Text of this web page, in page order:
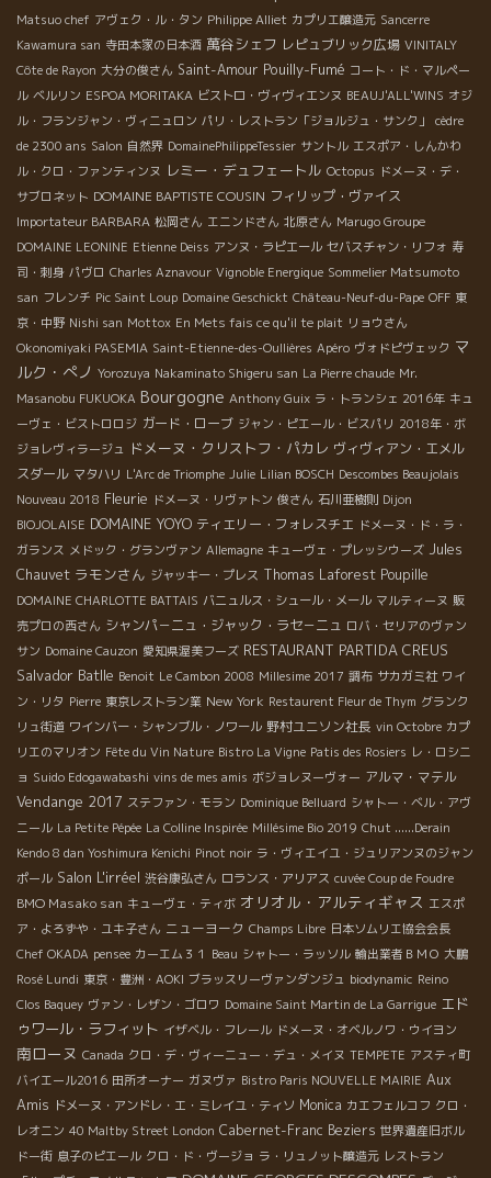
Matsuo chef アヴェク・ル・タン Philippe Alliet カプリエ醸造元 Sancerre
Kawamura san 寺田本家の日本酒 萬谷シェフ レピュブリック広場 VINITALY
Côte de Rayon 大分の俊さん Saint-Amour Pouilly-Fumé コート・ド・マルペー
ル ベルリン ESPOA MORITAKA ビストロ・ヴィヴィエンヌ BEAUJ'ALL'WINS オジ
ル・フランジャン・ヴィニュロン パリ・レストラン「ジョルジュ・サンク」
cèdre
de 2300 ans Salon 自然界 DomainePhilippeTessier サントル エスポア・しんかわ
ル・クロ・ファンティンヌ レミー・デュフェートル Octopus ドメーヌ・デ・
サブロネット DOMAINE BAPTISTE COUSIN フィリップ・ヴァイス
Importateur BARBARA 松岡さん エニンドさん 北原さん Marugo Groupe
DOMAINE LEONINE Etienne Deiss アンヌ・ラピエール セバスチャン・リフォ 寿
司・刺身 パヴロ Charles Aznavour Vignoble Energique Sommelier Matsumoto
san フレンチ Pic Saint Loup Domaine Geschickt Château-Neuf-du-Pape OFF 東
京・中野 Nishi san Mottox En Mets fais ce qu'il te plait リョウさん
Okonomiyaki PASEMIA Saint-Etienne-des-Oullières Apéro ヴォドピヴェック マ
ルク・ぺノ Yorozuya Nakaminato Shigeru san La Pierre chaude Mr.
Masanobu FUKUOKA Bourgogne Anthony Guix ラ・トランシェ 2016年 キュ
ーヴェ・ビストロロジ ガード・ローブ ジャン・ピエール・ビスパリ 2018年・ボ
ジョレヴィラージュ ドメーヌ・クリストフ・パカレ ヴィヴィアン・エメル
スダール マタハリ L'Arc de Triomphe Julie Lilian BOSCH Descombes Beaujolais
Nouveau 2018 Fleurie ドメーヌ・リヴァトン 俊さん 石川亜樹則 Dijon
BIOJOLAISE DOMAINE YOYO ティエリー・フォレスチエ ドメーヌ・ド・ラ・
ガランス メドック・グランヴァン Allemagne キューヴェ・プレッシウーズ Jules
Chauvet ラモンさん ジャッキー・プレス Thomas Laforest Poupille
DOMAINE CHARLOTTE BATTAIS バニュルス・シュール・メール マルティーヌ 販
売プロの西さん シャンパ－ニュ・ジャック・ラセ－ニュ ロバ・セリアのヴァン
サン Domaine Cauzon 愛知県渥美フーズ RESTAURANT PARTIDA CREUS
Salvador Batlle Benoit Le Cambon 2008 Millesime 2017 調布 サカガミ社 ワイ
ン・リタ Pierre 東京レストラン業 New York Restaurent Fleur de Thym グランク
リュ街道 ワインバー・シャンブル・ノワール 野村ユニソン社長 vin Octobre カプ
リエのマリオン Fête du Vin Nature Bistro La Vigne Patis des Rosiers レ・ロシニ
ョ Suido Edogawabashi vins de mes amis ボジョレヌーヴォー アルマ・マテル
Vendange 2017 ステファン・モラン Dominique Belluard シャトー・ベル・アヴ
ニール La Petite Pépée La Colline Inspirée Millésime Bio 2019 Chut ......Derain
Kendo 8 dan Yoshimura Kenichi Pinot noir ラ・ヴィエイユ・ジュリアンヌのジャン
ポール Salon L'irréel 渋谷康弘さん ロランス・アリアス cuvée Coup de Foudre
BMO Masako san キューヴェ・ティボ オリオル・アルティギャス エスポ
ア・よろずや・ユキ子さん ニューヨーク Champs Libre 日本ソムリエ協会会長
Chef OKADA pensee カーエム３１ Beau シャトー・ラッソル 輸出業者ＢＭＯ 大鵬
Rosé Lundi 東京・豊洲・AOKI ブラッスリーヴァンダンジュ biodynamic Reino
Clos Baquey ヴァン・レザン・ゴロワ Domaine Saint Martin de La Garrigue エド
ゥワール・ラフィット イザベル・フレール ドメーヌ・オベルノワ・ウイヨン
南ローヌ Canada クロ・デ・ヴィーニュー・デュ・メイヌ TEMPETE アスティ町
バイエール2016 田所オーナー ガヌヴァ Bistro Paris NOUVELLE MAIRIE Aux
Amis ドメーヌ・アンドレ・エ・ミレイユ・ティソ Monica カエフェルコフ クロ・
レオニン 40 Maltby Street London Cabernet-Franc Beziers 世界遺産旧ボル
ドー街 息子のピエール クロ・ド・ヴージョ ラ・リュノット醸造元 レストラン